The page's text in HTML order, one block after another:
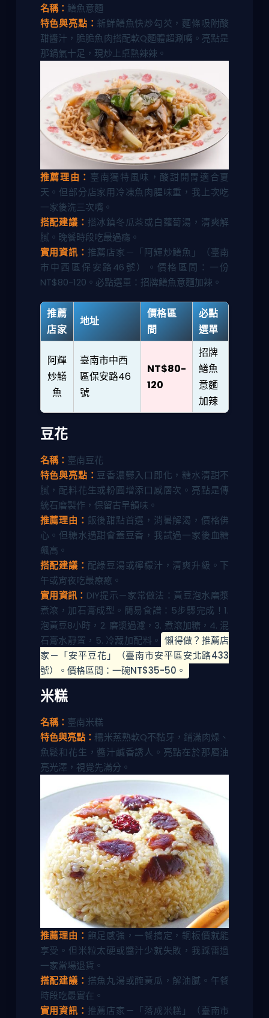
名稱： 鱔魚意麵
特色與亮點： 新鮮鱔魚快炒勾芡，麵條吸附酸
甜醬汁，脆脆魚肉搭配軟Q麵體超涮嘴。亮點是
那鍋氣十足，現炒上桌熱辣辣。
推薦理由： 臺南獨特風味，酸甜開胃適合夏
天。但部分店家用冷凍魚肉腥味重，我上次吃
一家後洗三次嘴。
搭配建議： 搭冰鎮冬瓜茶或白蘿蔔湯，清爽解
膩。晚餐時段吃最過癮。
實用資訊： 推薦店家－「阿輝炒鱔魚」（臺南
市中西區保安路46號）。價格區間：一份
NT$80-120。必點選單：招牌鱔魚意麵加辣。
推薦
店家
地址
價格區
間
必點
選單
阿輝
炒鱔
魚
臺南市中西
區保安路46
號
NT$80-
120
招牌
鱔魚
意麵
加辣
豆花
名稱： 臺南豆花
特色與亮點： 豆香濃鬱入口即化，糖水清甜不
膩，配料花生或粉圓增添口感層次。亮點是傳
統石磨製作，保留古早韻味。
推薦理由： 飯後甜點首選，消暑解渴，價格佛
心。但糖水過甜會蓋豆香，我試過一家後血糖
飆高。
搭配建議： 配綠豆湯或檸檬汁，清爽升級。下
午或宵夜吃最療癒。
實用資訊： DIY提示－家常做法：黃豆泡水磨漿
煮滾，加石膏成型。簡易食譜：5步驟完成！1.
泡黃豆8小時，2. 磨漿過濾，3. 煮滾加糖，4. 混
石膏水靜置，5. 冷藏加配料。 懶得做？推薦店
家－「安平豆花」（臺南市安平區安北路433
號）。價格區間：一碗NT$35-50。
米糕
名稱： 臺南米糕
特色與亮點： 糯米蒸熟軟Q不黏牙，鋪滿肉燥、
魚鬆和花生，醬汁鹹香誘人。亮點在於那層油
亮光澤，視覺先滿分。
推薦理由： 飽足感強，一餐搞定，銅板價就能
享受。但米粒太硬或醬汁少就失敗，我踩雷過
一家當場退貨。
搭配建議： 搭魚丸湯或醃黃瓜，解油膩。午餐
時段吃最實在。
實用資訊： 推薦店家－「落成米糕」（臺南市